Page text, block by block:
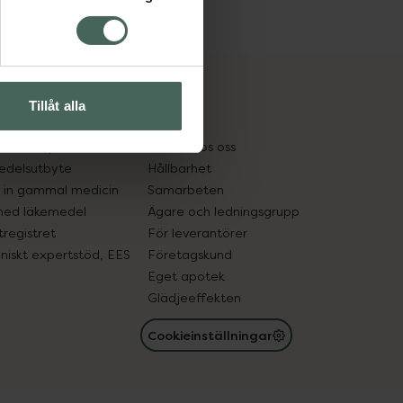
Tillåt alla
och läkemedel
in gammal medicin
läkemedel
expertstöd, EES
Jobba hos oss
Hållbarhet
Samarbeten
Ägare och ledningsgrupp
För leverantörer
Företagskund
Eget apotek
Glädjeeffekten
Cookieinställningar